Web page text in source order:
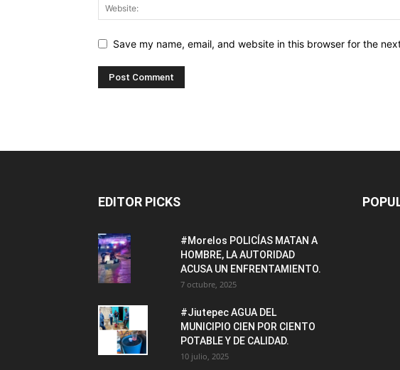
Save my name, email, and website in this browser for the
EDITOR PICKS
#Morelos POLICÍAS MATAN A
HOMBRE, LA AUTORIDAD
ACUSA UN ENFRENTAMIENTO.
7 octubre, 2025
#Jiutepec AGUA DEL
MUNICIPIO CIEN POR CIENTO
POTABLE Y DE CALIDAD.
10 julio, 2025